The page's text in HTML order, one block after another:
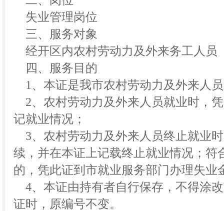
失业管理岗位
三、服务对象
经开区内农村劳动力及外来务工人员
四、服务目的
1、本证是我市农村劳动力及外来人
2、农村劳动力及外来人员就业时，
记就业情况；
3、农村劳动力及外来人员终止就业
续，并在本证上记载终止就业情况；符
的，凭此证到市就业服务部门办理失业
4、本证由持有者自行保存，不得涂
证时，原编号不变。